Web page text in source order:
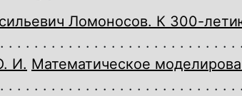
Ломоносов. К 300-
И. Математическое